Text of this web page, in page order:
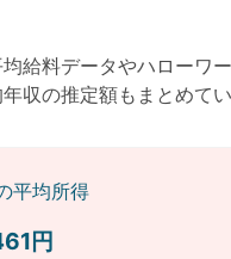
給料データやハローワ
収の推定額もまとめてい
平均所得
円